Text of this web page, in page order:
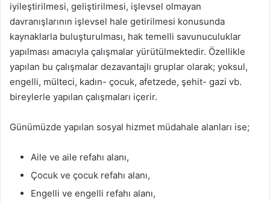
iyileştirilmesi, geliştirilmesi, işlevsel olmayan
davranışlarının işlevsel hale getirilmesi konusunda
kaynaklarla buluşturulması, hak temelli savunuculuklar
yapılması amacıyla çalışmalar yürütülmektedir. Özellikle
yapılan bu çalışmalar dezavantajlı gruplar olarak; yoksul,
engelli, mülteci, kadın- çocuk, afetzede, şehit- gazi vb.
bireylerle yapılan çalışmaları içerir.
Günümüzde yapılan sosyal hizmet müdahale alanları ise;
Aile ve aile refahı alanı,
Çocuk ve çocuk refahı alanı,
Engelli ve engelli refahı alanı,